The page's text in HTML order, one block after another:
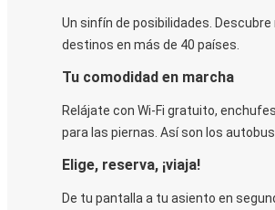
Un sinfín de posibilidades. Descubre
destinos en más de 40 países.
Tu comodidad en marcha
Relájate con Wi-Fi gratuito,
para las piernas. Así son los
Elige, reserva, ¡viaja!
De tu pantalla a tu asiento en